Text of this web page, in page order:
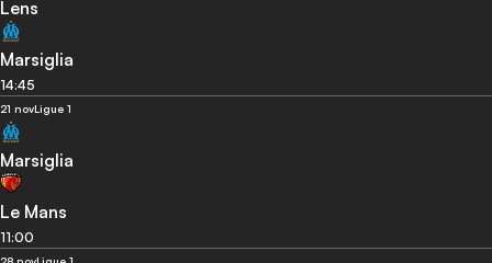
Lens
Marsiglia
14:45
21 novLigue 1
Marsiglia
Le Mans
11:00